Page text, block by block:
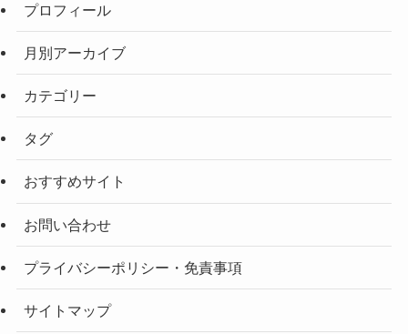
プロフィール
月別アーカイブ
カテゴリー
タグ
おすすめサイト
お問い合わせ
プライバシーポリシー・免責事項
サイトマップ